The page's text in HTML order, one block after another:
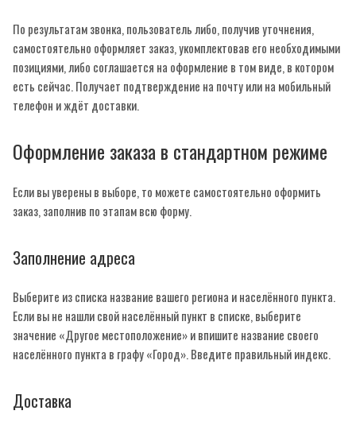
По результатам звонка, пользователь либо, получив уточнения,
самостоятельно оформляет заказ, укомплектовав его необходимыми
позициями, либо соглашается на оформление в том виде, в котором
есть сейчас. Получает подтверждение на почту или на мобильный
телефон и ждёт доставки.
Оформление заказа в стандартном режиме
Если вы уверены в выборе, то можете самостоятельно оформить
заказ, заполнив по этапам всю форму.
Заполнение адреса
Выберите из списка название вашего региона и населённого пункта.
Если вы не нашли свой населённый пункт в списке, выберите
значение «Другое местоположение» и впишите название своего
населённого пункта в графу «Город». Введите правильный индекс.
Доставка